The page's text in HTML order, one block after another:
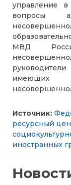
управление
вопросы
МВД
имеющих
Источник:
ресурсный
иностранных